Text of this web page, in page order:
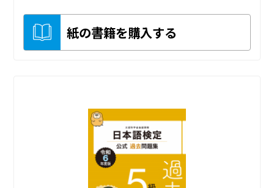
紙の書籍を購入する